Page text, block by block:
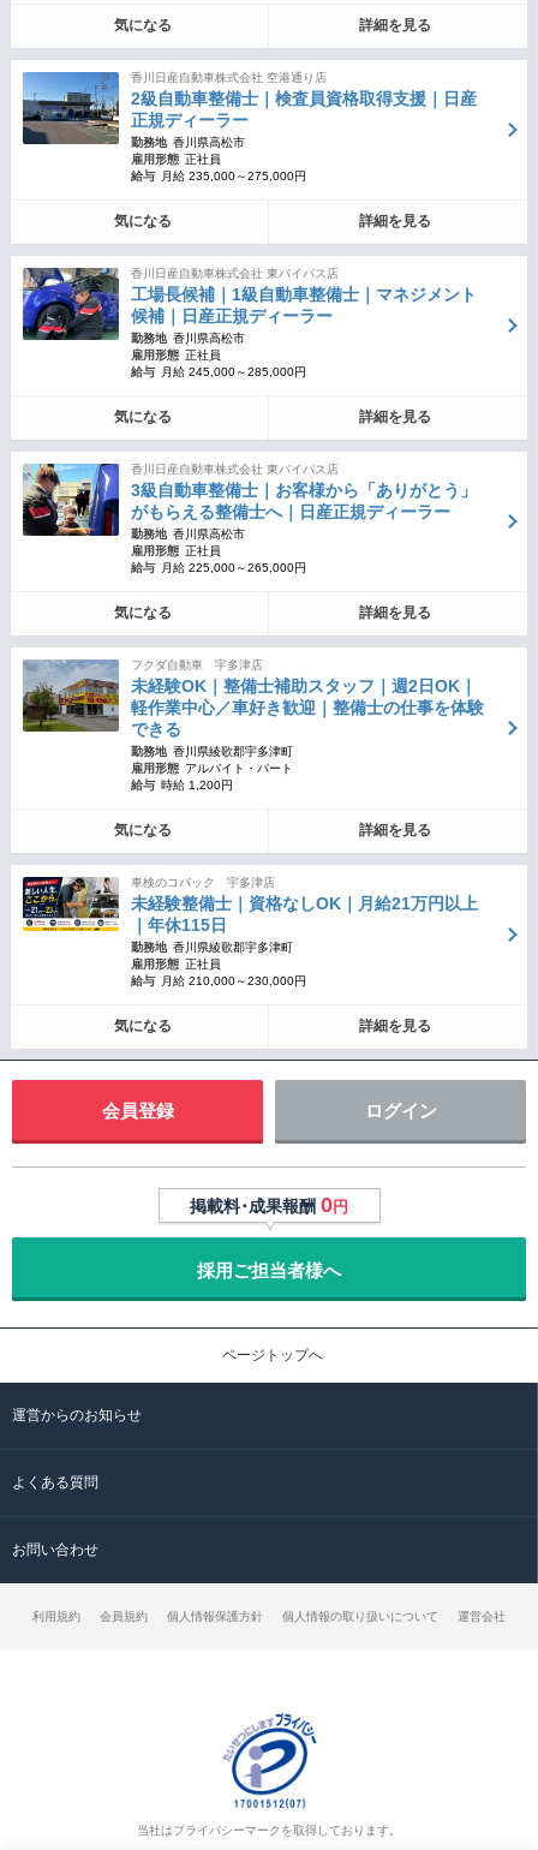
気になる 詳細を見る
香川日産自動車株式会社 空港通り店
2級自動車整備士｜検査員資格取得支援｜日産
正規ディーラー
勤務地 香川県高松市
雇用形態 正社員
給与
月給 235,000～275,000円
気になる 詳細を見る
香川日産自動車株式会社 東バイパス店
工場長候補｜1級自動車整備士｜マネジメント
候補｜日産正規ディーラー
勤務地 香川県高松市
雇用形態 正社員
給与
月給 245,000～285,000円
気になる 詳細を見る
香川日産自動車株式会社 東バイパス店
3級自動車整備士｜お客様から「ありがとう」
がもらえる整備士へ｜日産正規ディーラー
勤務地 香川県高松市
雇用形態 正社員
給与
月給 225,000～265,000円
気になる 詳細を見る
フクダ自動車 宇多津店
未経験OK｜整備士補助スタッフ｜週2日OK｜
軽作業中心／車好き歓迎｜整備士の仕事を体験
できる
勤務地 香川県綾歌郡宇多津町
雇用形態 アルバイト・パート
給与 時給 1,200円
気になる 詳細を見る
車検のコバック 宇多津店
未経験整備士｜資格なしOK｜月給21万円以上
｜年休115日
勤務地 香川県綾歌郡宇多津町
雇用形態 正社員
給与
月給 210,000～230,000円
気になる 詳細を見る
会員登録 ログイン
掲載料･成果報酬 0円
採用ご担当者様へ
ページトップへ
運営からのお知らせ
よくある質問
お問い合わせ
利用規約 会員規約 個人情報保護方針 個人情報の取り扱いについて 運営会社
当社はプライバシーマークを取得しております。